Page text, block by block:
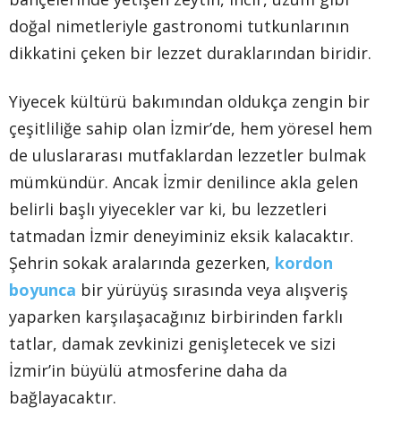
doğal nimetleriyle gastronomi tutkunlarının
dikkatini çeken bir lezzet duraklarından biridir.
Yiyecek kültürü bakımından oldukça zengin bir
çeşitliliğe sahip olan İzmir’de, hem yöresel hem
de uluslararası mutfaklardan lezzetler bulmak
mümkündür. Ancak İzmir denilince akla gelen
belirli başlı yiyecekler var ki, bu lezzetleri
tatmadan İzmir deneyiminiz eksik kalacaktır.
Şehrin sokak aralarında gezerken, kordon
boyunca bir yürüyüş sırasında veya alışveriş
yaparken karşılaşacağınız birbirinden farklı
tatlar, damak zevkinizi genişletecek ve sizi
İzmir’in büyülü atmosferine daha da
bağlayacaktır.